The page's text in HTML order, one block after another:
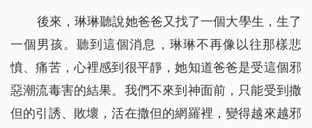
後來，琳琳聽說她爸爸又找了一個大學生，生了
一個男孩。聽到這個消息，琳琳不再像以往那樣悲
憤、痛苦，心裡感到很平靜，她知道爸爸是受這個邪
惡潮流毒害的結果。我們不來到神面前，只能受到撒
但的引誘、敗壞，活在撒但的網羅裡，變得越來越邪